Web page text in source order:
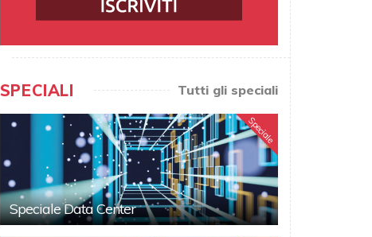
SPECIALI Tutti gli speciali
Speciale
Speciale Data Center